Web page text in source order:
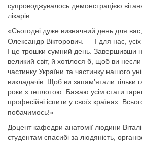
супроводжувалось демонстрацією
лікарів.
«Сьогодні дуже визначний день для
Олександр Вікторович. — І для нас, усіх
І це трошки сумний день. Завершивши
великий світ, й хотілося б, щоб ви
частинку України та частинку нашого
викладачів. Щоб ви запамʼятали тільки
роки з теплотою. Бажаю усім стати
професійні іспити у своїх країнах.
побачимось!»
Доцент кафедри анатомії людини
студентам спасибі за людяність,